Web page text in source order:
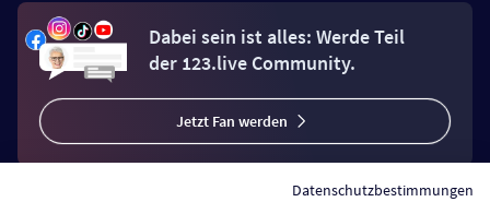
Dabei sein ist alles: Werde Teil
der 123.live Community.
Jetzt Fan werden
Datenschutzbestimmungen